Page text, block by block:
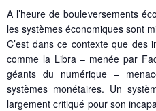
A l’heure de bouleversements
les systèmes économiques sont
C’est dans ce contexte que des
comme la Libra – menée par
géants du numérique –
systèmes monétaires. Un
largement critiqué pour son